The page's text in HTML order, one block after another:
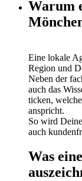
Warum
Eine lokale
Region und
Neben der
auch das
ticken,
anspricht.
So wird
auch
Was